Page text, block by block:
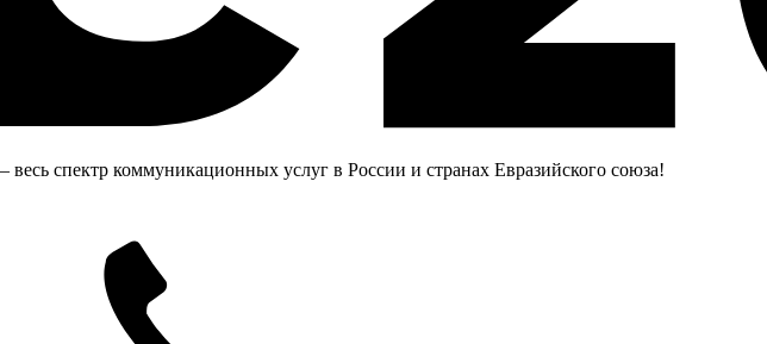
спектр коммуникационных услуг в России и странах Евразийского союза!